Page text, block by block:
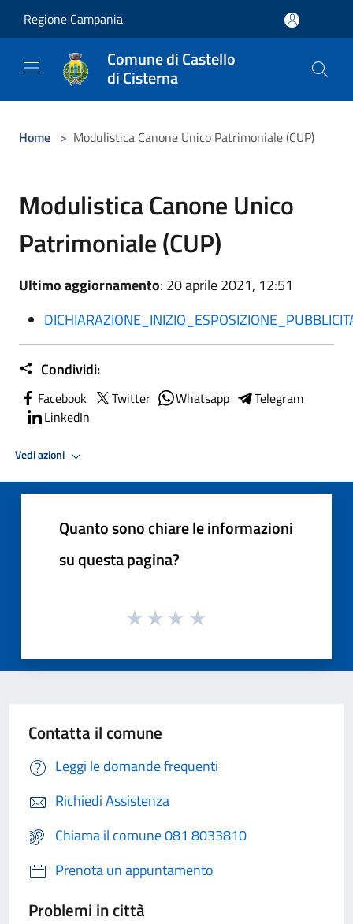
Regione Campania
Comune di Castello
di Cisterna
Home > Modulistica Canone Unico Patrimoniale (CUP)
Modulistica Canone Unico
Patrimoniale (CUP)
Ultimo aggiornamento: 20 aprile 2021, 12:51
Condividi:
Facebook Twitter Whatsapp
Telegram
LinkedIn
Vedi azioni
Quanto sono chiare le informazioni
su questa pagina?
Contatta il comune
Leggi le domande frequenti
Richiedi Assistenza
Chiama il comune 081 8033810
Prenota un appuntamento
Problemi in città